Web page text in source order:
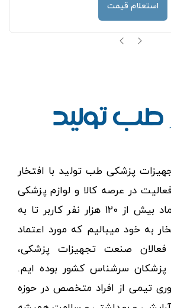
استعلام قیمت
پزشکی طب تولید با افتخار
۱۰ سال فعالیت در عرصه کالا و لوازم پزشکی
توانسته مورد اعتماد بیش از ۱۲۰ هزار نفر کاربر تا به
به خود میبالیم که مورد اعتماد
فعالان صنعت تجهیزات پزشکی،
سرشناس کشور بوده ایم.
تیمی از افراد متخصص در حوزه